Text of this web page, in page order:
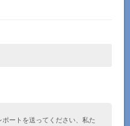
ートを送ってください、私た